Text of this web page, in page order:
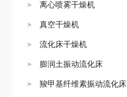
离心喷雾干燥机
真空干燥机
流化床干燥机
膨润土振动流化床
羧甲基纤维素振动流化床